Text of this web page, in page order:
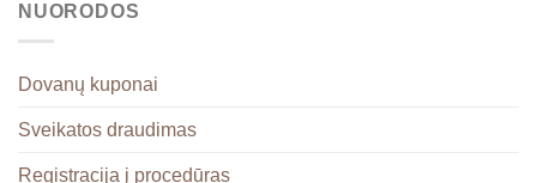
NUORODOS
Dovanų kuponai
Sveikatos draudimas
Registracija į procedūras